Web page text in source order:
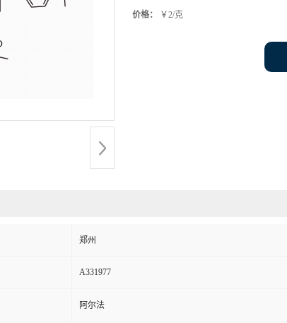
价格： ￥2/克
郑州
A331977
阿尔法